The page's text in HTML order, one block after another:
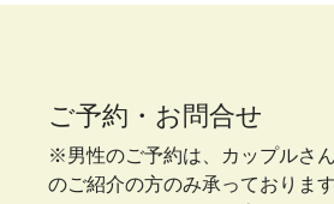
ご予約・お問合せ
※男性のご予約は、カップルさ
のご紹介の方のみ承っております